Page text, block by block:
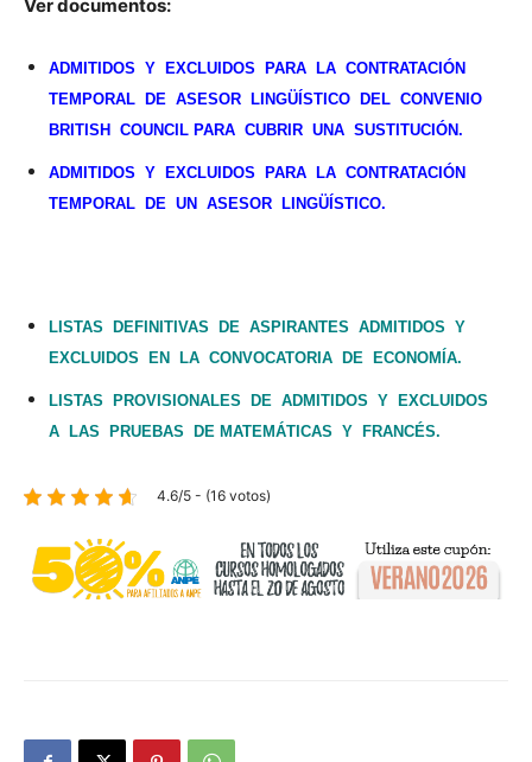
Ver documentos:
ADMITIDOS Y EXCLUIDOS PARA LA CONTRATACIÓN
TEMPORAL DE ASESOR LINGÜÍSTICO DEL CONVENIO
BRITISH COUNCIL PARA CUBRIR UNA SUSTITUCIÓN.
ADMITIDOS Y EXCLUIDOS PARA LA CONTRATACIÓN
TEMPORAL DE UN ASESOR LINGÜÍSTICO.
LISTAS DEFINITIVAS DE ASPIRANTES ADMITIDOS Y
EXCLUIDOS EN LA CONVOCATORIA DE ECONOMÍA.
LISTAS PROVISIONALES DE ADMITIDOS Y EXCLUIDOS
A LAS PRUEBAS DE MATEMÁTICAS Y FRANCÉS.
4.6/5 - (16 votos)